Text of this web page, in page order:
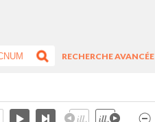
RECHERCHE AVANCÉE